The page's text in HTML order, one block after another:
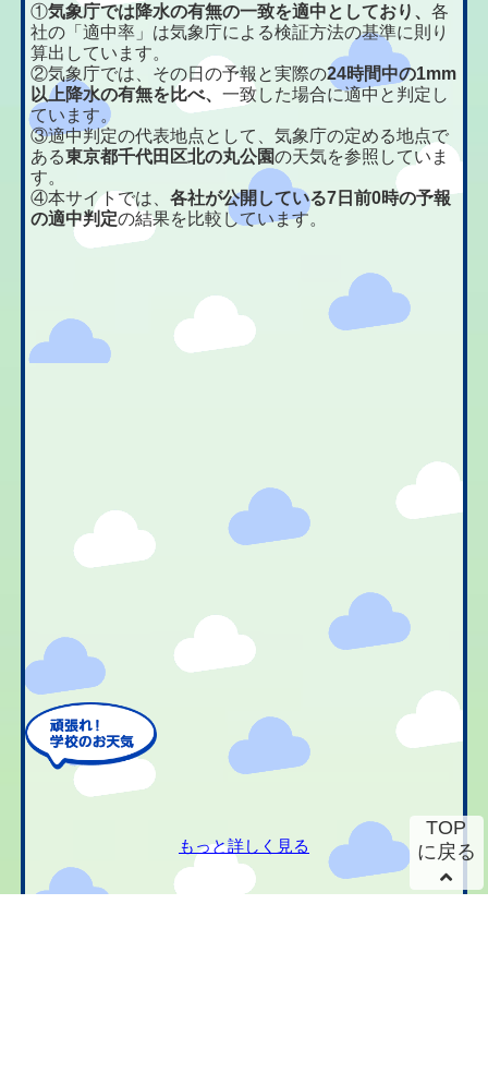
①気象庁では降水の有無の一致を適中としており、各
社の「適中率」は気象庁による検証方法の基準に則り
算出しています。
②気象庁では、その日の予報と実際の24時間中の1mm
以上降水の有無を比べ、一致した場合に適中と判定し
ています。
③適中判定の代表地点として、気象庁の定める地点で
ある東京都千代田区北の丸公園の天気を参照していま
す。
④本サイトでは、各社が公開している7日前0時の予報
の適中判定の結果を比較しています。
もっと詳しく見る
TOP
に戻る